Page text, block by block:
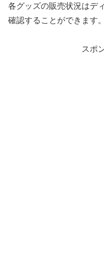
各グッズの販売状況はデ
確認することができます。
スポ